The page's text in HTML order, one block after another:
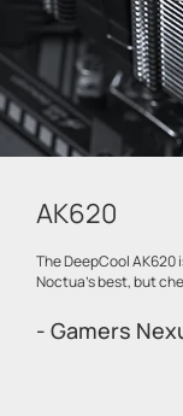
AK620
The DeepCool
Noctua's best, but
- Gamers